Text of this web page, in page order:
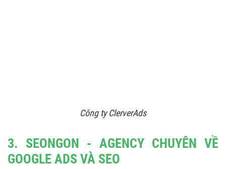
Công ty ClerverAds
3. SEONGON - AGENCY CHUYÊN VỀ
GOOGLE ADS VÀ SEO